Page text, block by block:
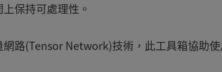
保持可處理性。
路(Tensor Network)技術，此工具箱協助使